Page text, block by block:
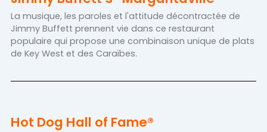
La musique, les paroles et l'attitude décontractée de
Jimmy Buffett prennent vie dans ce restaurant
populaire qui propose une combinaison unique de plats
de Key West et des Caraïbes.
Hot Dog Hall of Fame®